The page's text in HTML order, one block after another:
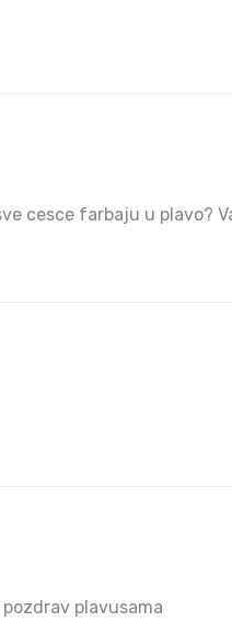
cesce farbaju u plavo?
plavusama